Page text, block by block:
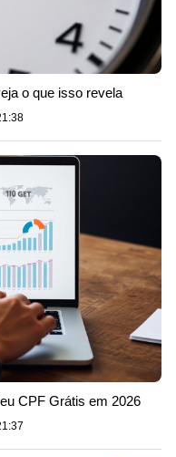
o que isso revela
CPF Grátis em 2026